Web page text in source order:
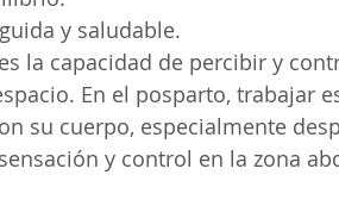
y saludable.
la capacidad de percibir y
En el posparto, trabajar
su cuerpo, especialmente
y control en la zona